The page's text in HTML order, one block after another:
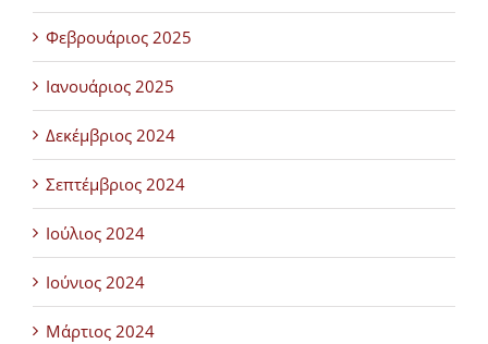
Φεβρουάριος 2025
Ιανουάριος 2025
Δεκέμβριος 2024
Σεπτέμβριος 2024
Ιούλιος 2024
Ιούνιος 2024
Μάρτιος 2024